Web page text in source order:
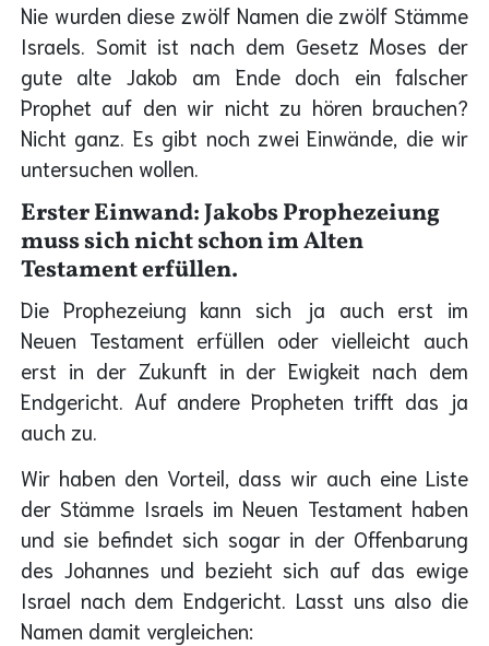
Nie wurden diese zwölf Namen die zwölf Stämme
Israels. Somit ist nach dem Gesetz Moses der
gute alte Jakob am Ende doch ein falscher
Prophet auf den wir nicht zu hören brauchen?
Nicht ganz. Es gibt noch zwei Einwände, die wir
untersuchen wollen.
Erster Einwand: Jakobs Prophezeiung
muss sich nicht schon im Alten
Testament erfüllen.
Die Prophezeiung kann sich ja auch erst im
Neuen Testament erfüllen oder vielleicht auch
erst in der Zukunft in der Ewigkeit nach dem
Endgericht. Auf andere Propheten trifft das ja
auch zu.
Wir haben den Vorteil, dass wir auch eine Liste
der Stämme Israels im Neuen Testament haben
und sie befindet sich sogar in der Offenbarung
des Johannes und bezieht sich auf das ewige
Israel nach dem Endgericht. Lasst uns also die
Namen damit vergleichen: